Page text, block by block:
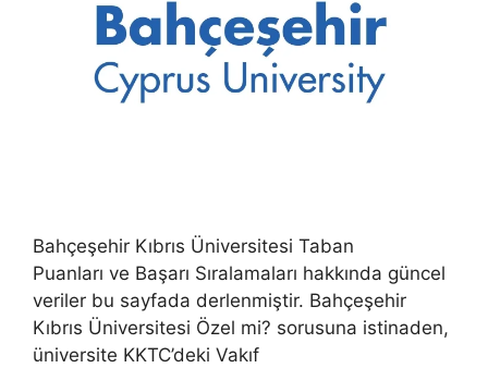
Bahçeşehir Kıbrıs Üniversitesi Taban
Puanları ve Başarı Sıralamaları hakkında güncel
veriler bu sayfada derlenmiştir. Bahçeşehir
Kıbrıs Üniversitesi Özel mi? sorusuna istinaden,
üniversite KKTC’deki Vakıf